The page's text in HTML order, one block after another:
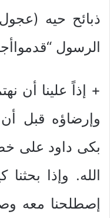
ذبائح حيه
الرسول
+ إذاً علينا أن
وإرضاؤه قبل أن
بكى داود على
الله. وإذا
إصطلحنا معه